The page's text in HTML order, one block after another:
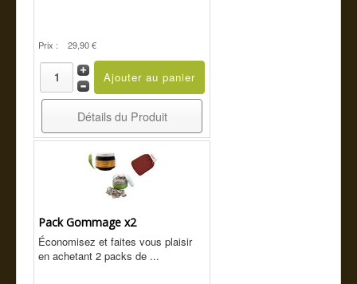
Prix : 29,90 €
Détails du Produit
Pack Gommage x2
Économisez et faites vous plaisir
en achetant 2 packs de ...